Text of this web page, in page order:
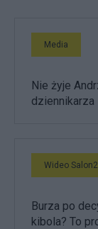
Media
Nie żyje
dziennikarza
Wideo
Burza po
kibola? To